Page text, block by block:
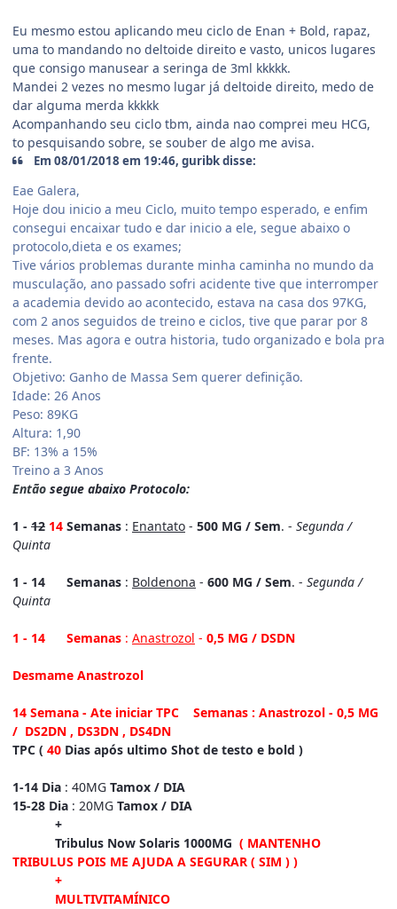
Eu mesmo estou aplicando meu ciclo de Enan + Bold, rapaz,
uma to mandando no deltoide direito e vasto, unicos lugares
que consigo manusear a seringa de 3ml kkkkk.
Mandei 2 vezes no mesmo lugar já deltoide direito, medo de
dar alguma merda kkkkk
Acompanhando seu ciclo tbm, ainda nao comprei meu HCG,
to pesquisando sobre, se souber de algo me avisa.
Em 08/01/2018 em 19:46, guribk disse:
Eae Galera,
Hoje dou inicio a meu Ciclo, muito tempo esperado, e enfim
consegui encaixar tudo e dar inicio a ele, segue abaixo o
protocolo,dieta e os exames;
Tive vários problemas durante minha caminha no mundo da
musculação, ano passado sofri acidente tive que interromper
a academia devido ao acontecido, estava na casa dos 97KG,
com 2 anos seguidos de treino e ciclos, tive que parar por 8
meses. Mas agora e outra historia, tudo organizado e bola pra
frente.
Objetivo: Ganho de Massa Sem querer definição.
Idade: 26 Anos
Peso: 89KG
Altura: 1,90
BF: 13% a 15%
Treino a 3 Anos
Então segue abaixo Protocolo:
1 - 12 14 Semanas : Enantato - 500 MG / Sem. - Segunda /
Quinta
1 - 14 Semanas : Boldenona - 600 MG / Sem. - Segunda /
Quinta
1 - 14 Semanas : Anastrozol - 0,5 MG / DSDN
Desmame Anastrozol
14 Semana - Ate iniciar TPC Semanas : Anastrozol - 0,5 MG
/ DS2DN , DS3DN , DS4DN
TPC ( 40 Dias após ultimo Shot de testo e bold )
1-14 Dia : 40MG Tamox / DIA
15-28 Dia : 20MG Tamox / DIA
+
Tribulus Now Solaris 1000MG ( MANTENHO
TRIBULUS POIS ME AJUDA A SEGURAR ( SIM ) )
+
MULTIVITAMÍNICO